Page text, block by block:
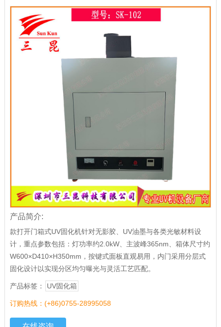
产品简介:
款打开门箱式UV固化机针对无影胶、UV油墨与各类光敏材料设
计，重点参数包括：灯功率约2.0kW、主波峰365nm、箱体尺寸约
W600×D410×H350mm，按键式面板直观易用，内门采用分层式
固化设计以实现分区均匀曝光与灵活工艺匹配。
产品标签： UV固化箱
订购热线：(+86)0755-28995058